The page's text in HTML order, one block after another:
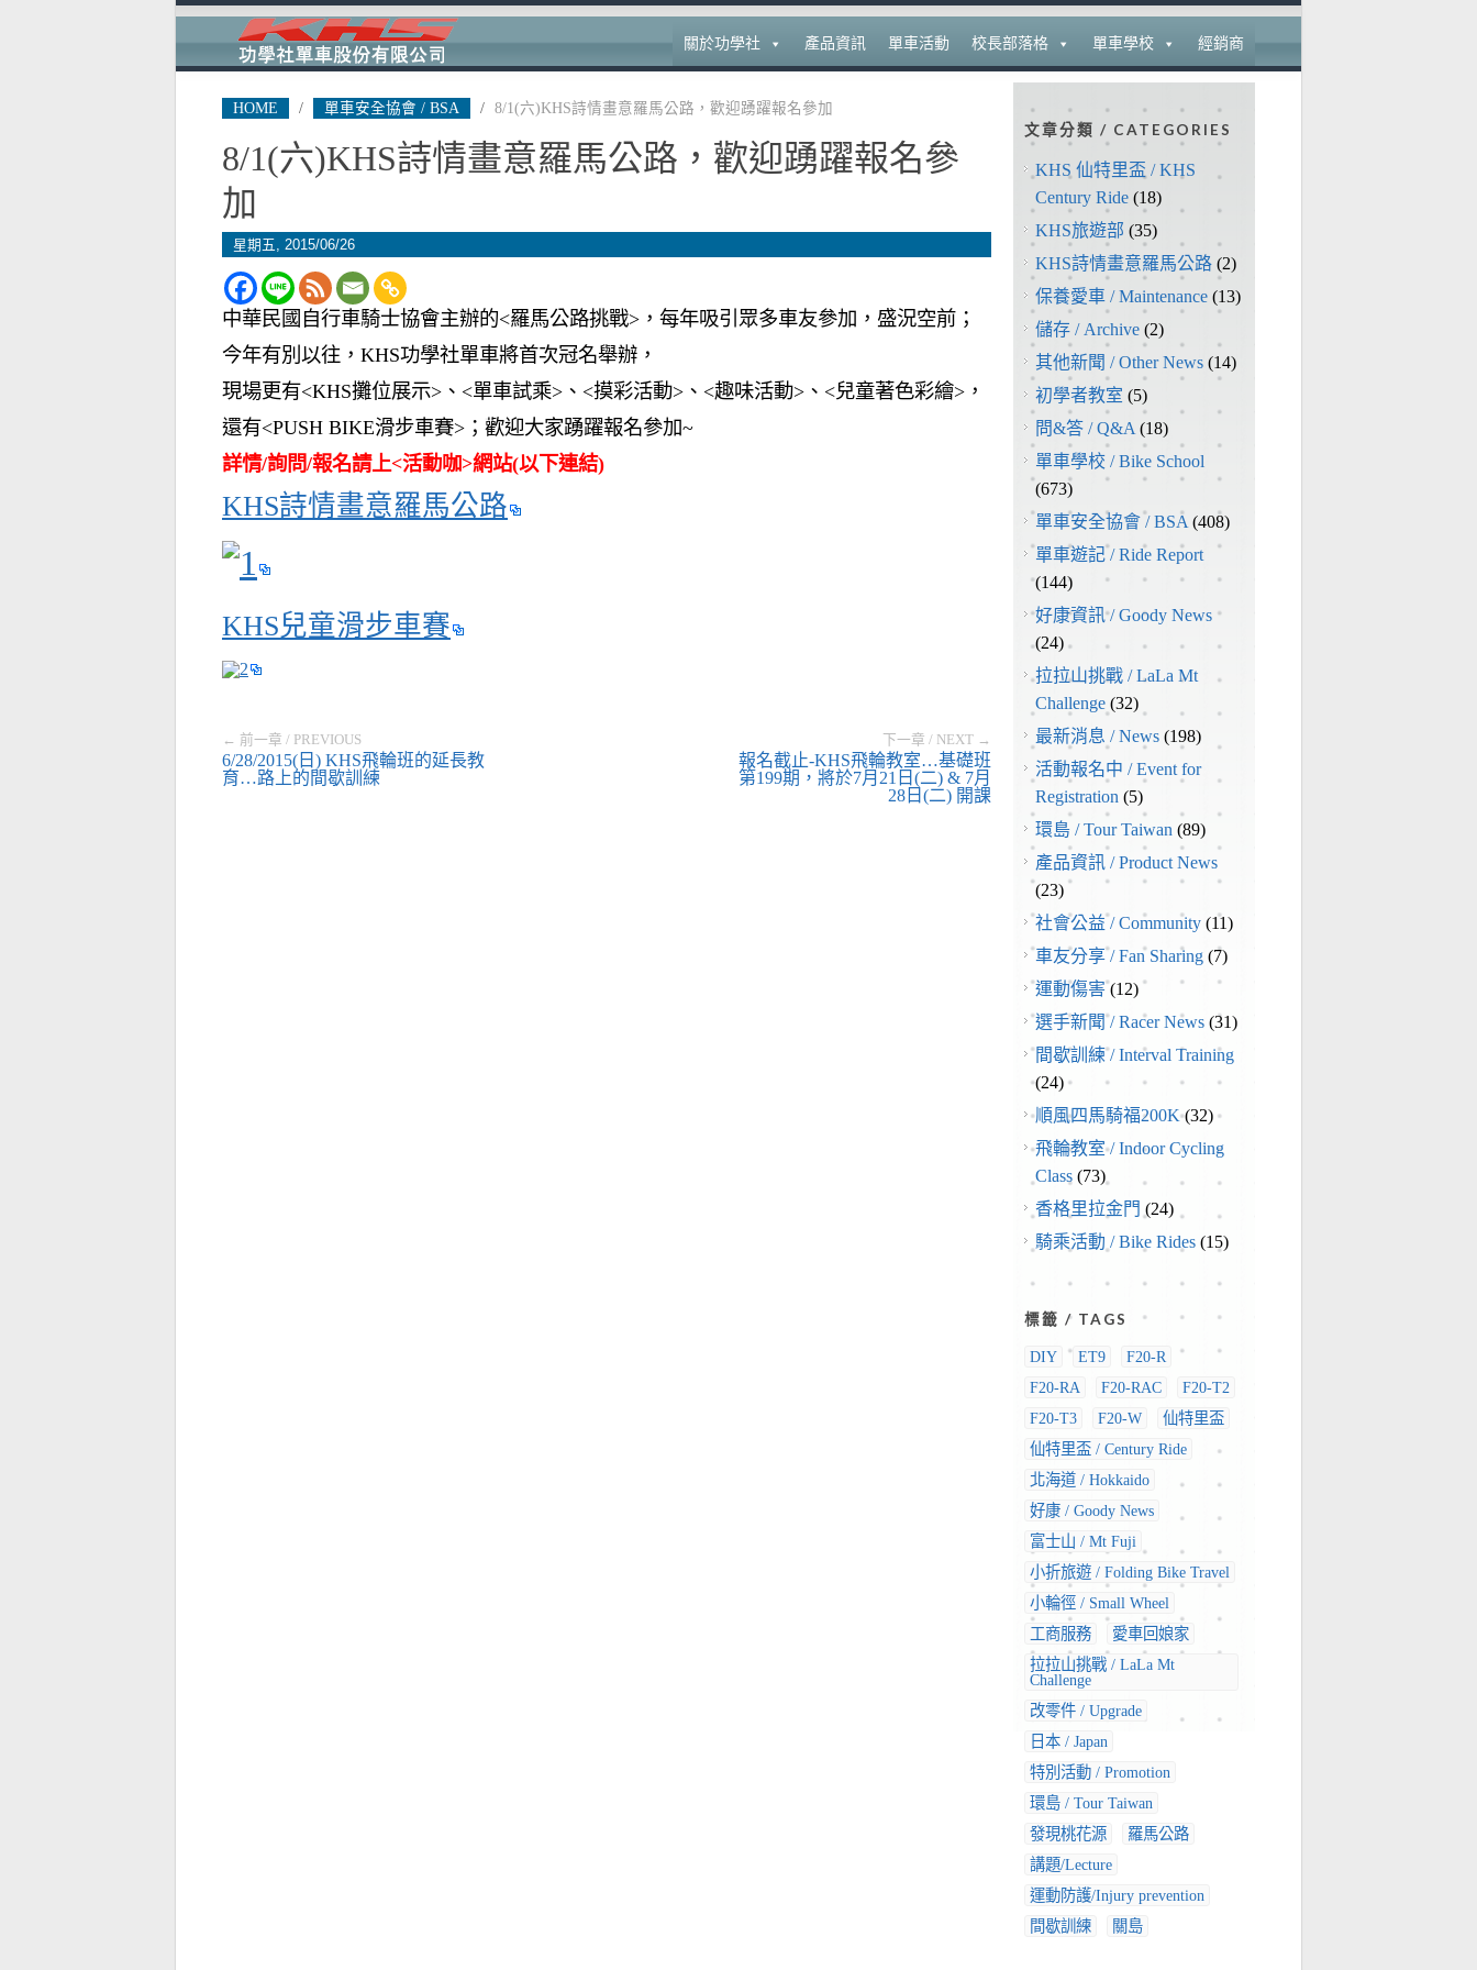
關於功學社 產品資訊 單車活動 校長部落格 單車學校 經銷商
HOME / 單車安全協會 / BSA / 8/1(六)KHS詩情畫意羅馬公路，歡迎踴躍報名參加
8/1(六)KHS詩情畫意羅馬公路，歡迎踴躍報名參
加
星期五, 2015/06/26
中華民國自行車騎士協會主辦的<羅馬公路挑戰>，每年吸引眾多車友參加，盛況空前；
今年有別以往，KHS功學社單車將首次冠名舉辦，
現場更有<KHS攤位展示>、<單車試乘>、<摸彩活動>、<趣味活動>、<兒童著色彩繪>，
還有<PUSH BIKE滑步車賽>；歡迎大家踴躍報名參加~
詳情/詢問/報名請上<活動咖>網站(以下連結)
KHS詩情畫意羅馬公路
KHS兒童滑步車賽
← 前一章 / PREVIOUS
6/28/2015(日) KHS飛輪班的延長教
育…路上的間歇訓練
下一章 / NEXT →
報名截止-KHS飛輪教室…基礎班
第199期，將於7月21日(二) & 7月
28日(二) 開課
文章分類 / CATEGORIES
KHS 仙特里盃 / KHS
Century Ride (18)
KHS旅遊部 (35)
KHS詩情畫意羅馬公路 (2)
保養愛車 / Maintenance (13)
儲存 / Archive (2)
其他新聞 / Other News (14)
初學者教室 (5)
問&答 / Q&A (18)
單車學校 / Bike School
(673)
單車安全協會 / BSA (408)
單車遊記 / Ride Report
(144)
好康資訊 / Goody News
(24)
拉拉山挑戰 / LaLa Mt
Challenge (32)
最新消息 / News (198)
活動報名中 / Event for
Registration (5)
環島 / Tour Taiwan (89)
產品資訊 / Product News
(23)
社會公益 / Community (11)
車友分享 / Fan Sharing (7)
運動傷害(12)
選手新聞 / Racer News (31)
間歇訓練 / Interval Training
(24)
順風四馬騎福200K(32)
飛輪教室 / Indoor Cycling
Class (73)
香格里拉金門 (24)
騎乘活動 / Bike Rides (15)
標籤 / TAGS
DIY ET9
F20-R
F20-RA
F20-RAC
F20-T2
F20-T3
F20-W
仙特里盃
仙特里盃 / Century Ride
北海道 / Hokkaido
好康 / Goody News
富士山 / Mt Fuji
小折旅遊 / Folding Bike Travel
小輪徑 / Small Wheel
工商服務
愛車回娘家
拉拉山挑戰 / LaLa Mt
Challenge
改零件 / Upgrade
日本 / Japan
特別活動 / Promotion
環島 / Tour Taiwan
發現桃花源
羅馬公路
講題/Lecture
運動防護/Injury prevention
間歇訓練
關島